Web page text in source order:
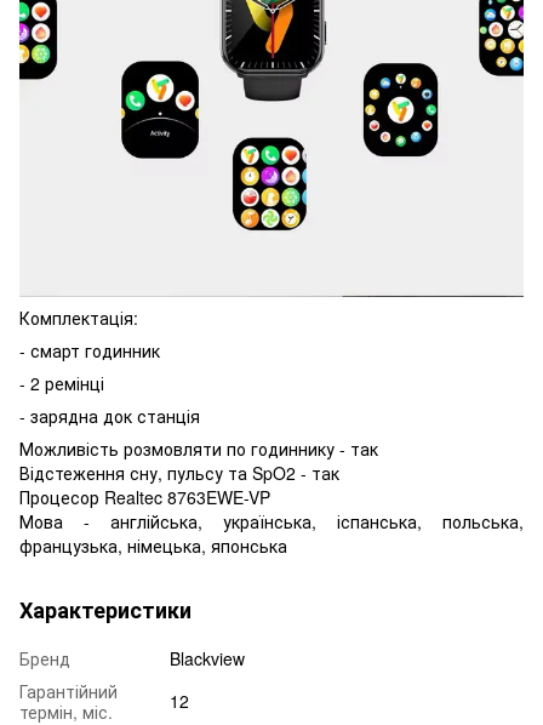
Комплектація:
- смарт годинник
- 2 ремінці
- зарядна док станція
Можливість розмовляти по годиннику - так
Відстеження сну, пульсу та SpO2 - так
Процесор Realtec 8763EWE-VP
Мова - англійська, українська, іспанська, польська,
французька, німецька, японська
Характеристики
Бренд
Blackview
Гарантійний
термін, міс.
12